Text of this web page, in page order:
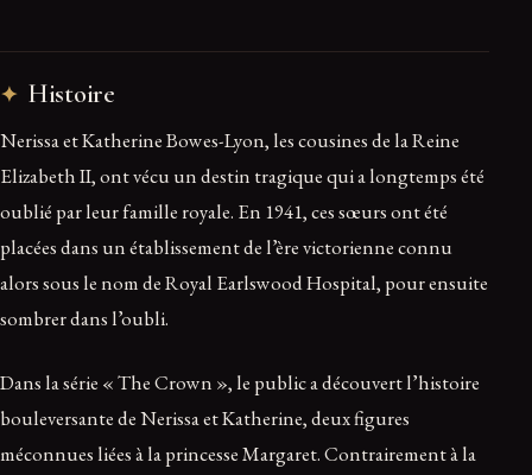
Histoire
Nerissa et Katherine Bowes-Lyon, les cousines de la Reine
Elizabeth II, ont vécu un destin tragique qui a longtemps été
oublié par leur famille royale. En 1941, ces sœurs ont été
placées dans un établissement de l’ère victorienne connu
alors sous le nom de Royal Earlswood Hospital, pour ensuite
sombrer dans l’oubli.
Dans la série « The Crown », le public a découvert l’histoire
bouleversante de Nerissa et Katherine, deux figures
méconnues liées à la princesse Margaret. Contrairement à la